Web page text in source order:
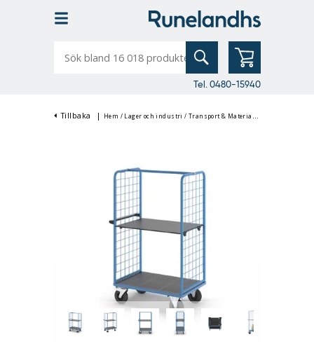
bland
Tel. 0480-15940
Tillbaka | Hem / Lager och industri / Transport & Materialhantering